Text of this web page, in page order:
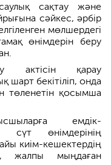
сақтау және
сәйкес, әрбір
мөлшердегі
өнімдерін беру
актісін қарау
бекітіліп, онда
төленетін қосымша
емдік-
сүт өнімдерінің
киім-кешектердің
жалпы мыңдаған